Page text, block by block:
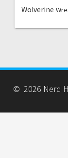
Wolverine
© 2026 Nerd